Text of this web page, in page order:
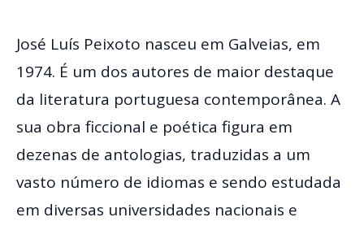
José Luís Peixoto nasceu em Galveias, em
1974. É um dos autores de maior destaque
da literatura portuguesa contemporânea. A
sua obra ficcional e poética figura em
dezenas de antologias, traduzidas a um
vasto número de idiomas e sendo estudada
em diversas universidades nacionais e